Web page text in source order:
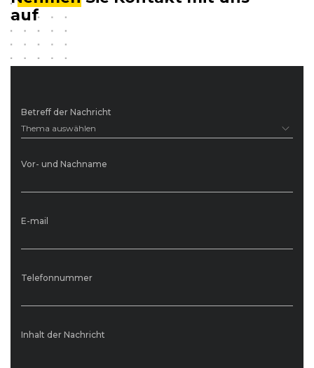
Betreff der Nachricht
Thema auswählen
Vor- und Nachname
E-mail
Telefonnummer
Inhalt der Nachricht
auf